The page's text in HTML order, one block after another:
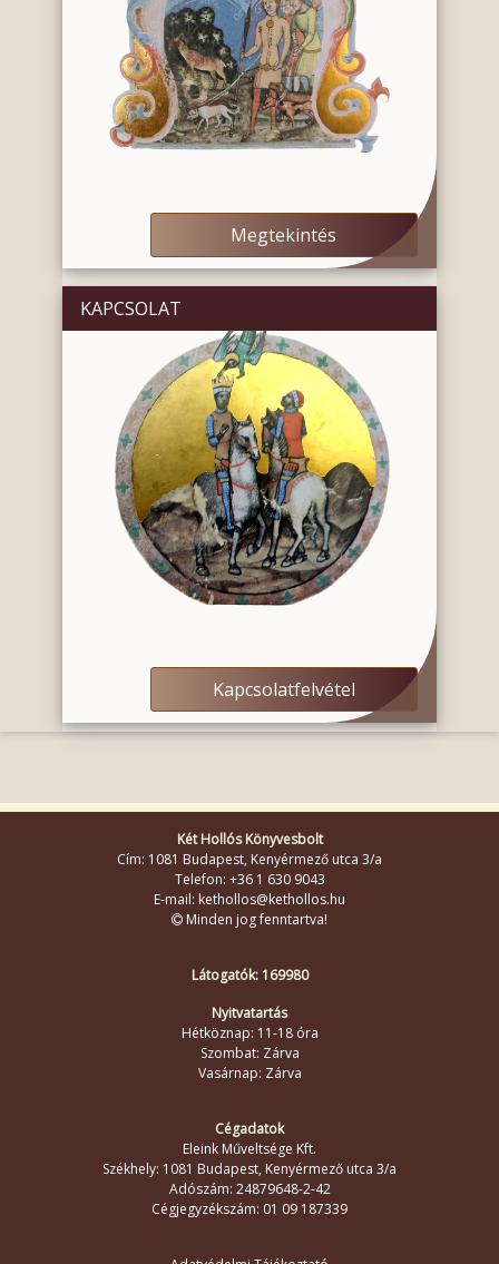
Megtekintés
KAPCSOLAT
Kapcsolatfelvétel
Két Hollós Könyvesbolt
Cím: 1081 Budapest, Kenyérmező utca 3/a
Telefon: +36 1 630 9043
E-mail: kethollos@kethollos.hu
Minden jog fenntartva!
Látogatók: 169980
Nyitvatartás
Hétköznap: 11-18 óra
Szombat: Zárva
Vasárnap: Zárva
Cégadatok
Eleink Műveltsége Kft.
Székhely: 1081 Budapest, Kenyérmező utca 3/a
Adószám: 24879648-2-42
Cégjegyzékszám: 01 09 187339